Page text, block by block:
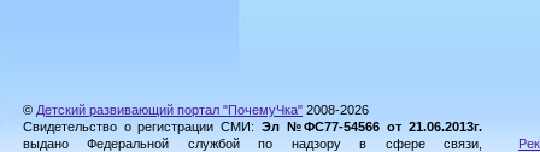
© Детский развивающий портал "ПочемуЧка" 2008-2026
Свидетельство о регистрации СМИ: Эл №ФС77-54566 от 21.06.2013г.
выдано Федеральной службой по надзору в сфере связи,